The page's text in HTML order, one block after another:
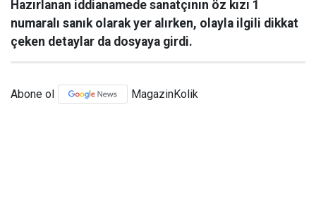
Hazırlanan iddianamede sanatçının öz kızı 1
numaralı sanık olarak yer alırken, olayla ilgili dikkat
çeken detaylar da dosyaya girdi.
Abone ol MagazinKolik